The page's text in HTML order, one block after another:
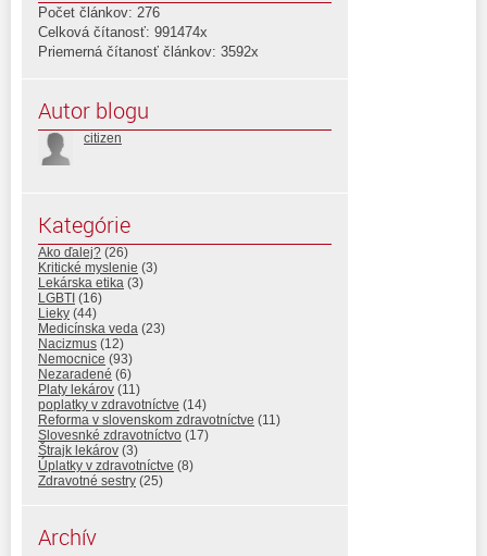
Počet článkov: 276
Celková čítanosť: 991474x
Priemerná čítanosť článkov: 3592x
Autor blogu
citizen
Kategórie
Ako ďalej? (26)
Kritické myslenie (3)
Lekárska etika (3)
LGBTI (16)
Lieky (44)
Medicínska veda (23)
Nacizmus (12)
Nemocnice (93)
Nezaradené (6)
Platy lekárov (11)
poplatky v zdravotníctve (14)
Reforma v slovenskom zdravotníctve (11)
Slovesnké zdravotníctvo (17)
Štrajk lekárov (3)
Úplatky v zdravotníctve (8)
Zdravotné sestry (25)
Archív